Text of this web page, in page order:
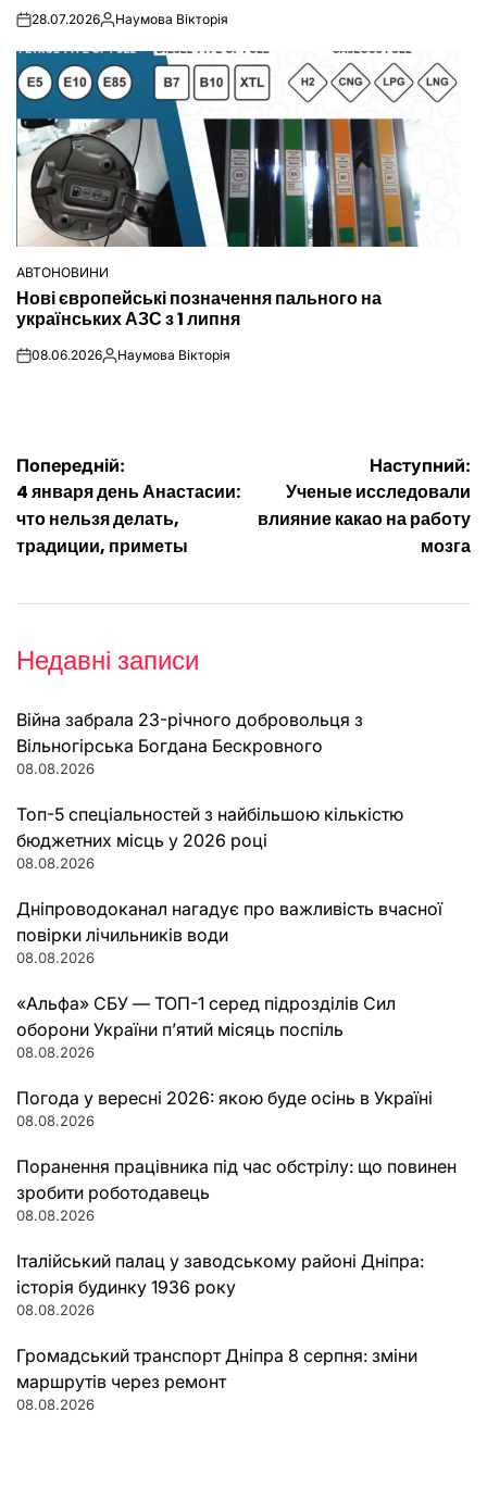
on28.07.2026Опубліковано
Наумова Вікторія
ОПУБЛІКУВАТИ
У
АВТОНОВИНИ
Нові європейські позначення пального на
українських АЗС з 1 липня
on08.06.2026Опубліковано
Наумова Вікторія
Навігація
записів
Попередній:
4 января день Анастасии:
что нельзя делать,
традиции, приметы
Наступний:
Ученые исследовали
влияние какао на работу
мозга
Недавні записи
Війна забрала 23-річного добровольця з
Вільногірська Богдана Бескровного
08.08.2026
Топ-5 спеціальностей з найбільшою кількістю
бюджетних місць у 2026 році
08.08.2026
Дніпроводоканал нагадує про важливість вчасної
повірки лічильників води
08.08.2026
«Альфа» СБУ — ТОП-1 серед підрозділів Сил
оборони України п’ятий місяць поспіль
08.08.2026
Погода у вересні 2026: якою буде осінь в Україні
08.08.2026
Поранення працівника під час обстрілу: що повинен
зробити роботодавець
08.08.2026
Італійський палац у заводському районі Дніпра:
історія будинку 1936 року
08.08.2026
Громадський транспорт Дніпра 8 серпня: зміни
маршрутів через ремонт
08.08.2026